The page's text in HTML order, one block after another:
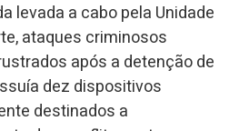
levada a cabo pela Unidade
ataques criminosos
após a detenção de
dez dispositivos
destinados a